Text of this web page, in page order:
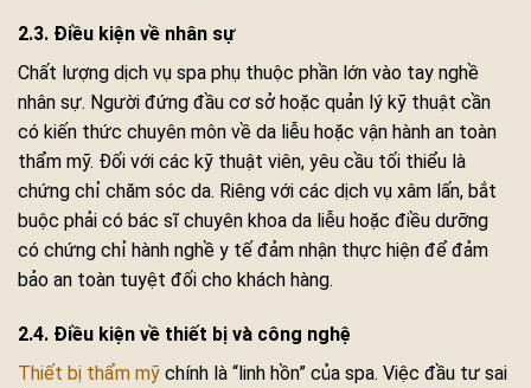
2.3. Điều kiện về nhân sự
Chất lượng dịch vụ spa phụ thuộc phần lớn vào tay nghề
nhân sự. Người đứng đầu cơ sở hoặc quản lý kỹ thuật cần
có kiến thức chuyên môn về da liễu hoặc vận hành an toàn
thẩm mỹ. Đối với các kỹ thuật viên, yêu cầu tối thiểu là
chứng chỉ chăm sóc da. Riêng với các dịch vụ xâm lấn, bắt
buộc phải có bác sĩ chuyên khoa da liễu hoặc điều dưỡng
có chứng chỉ hành nghề y tế đảm nhận thực hiện để đảm
bảo an toàn tuyệt đối cho khách hàng.
2.4. Điều kiện về thiết bị và công nghệ
Thiết bị thẩm mỹ chính là “linh hồn” của spa. Việc đầu tư sai